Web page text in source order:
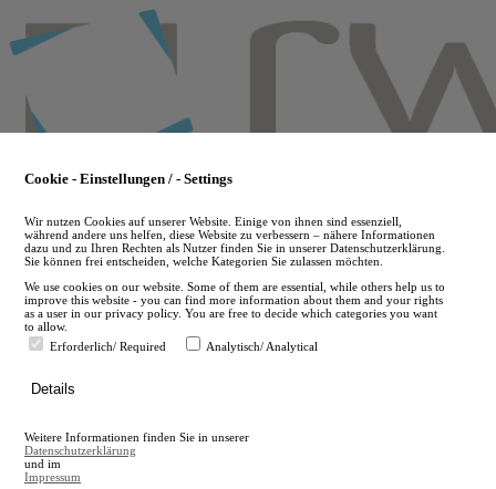
to
main
en
A
A
Cookie - Einstellungen / - Settings
Wir nutzen Cookies auf unserer Website. Einige von ihnen sind essenziell,
während andere uns helfen, diese Website zu verbessern – nähere Informationen
dazu und zu Ihren Rechten als Nutzer finden Sie in unserer Datenschutzerklärung.
Sie können frei entscheiden, welche Kategorien Sie zulassen möchten.
We use cookies on our website. Some of them are essential, while others help us to
improve this website - you can find more information about them and your rights
as a user in our privacy policy. You are free to decide which categories you want
to allow.
Erforderlich/ Required
Analytisch/ Analytical
Details
Weitere Informationen finden Sie in unserer
Datenschutzerklärung
und im
Impressum